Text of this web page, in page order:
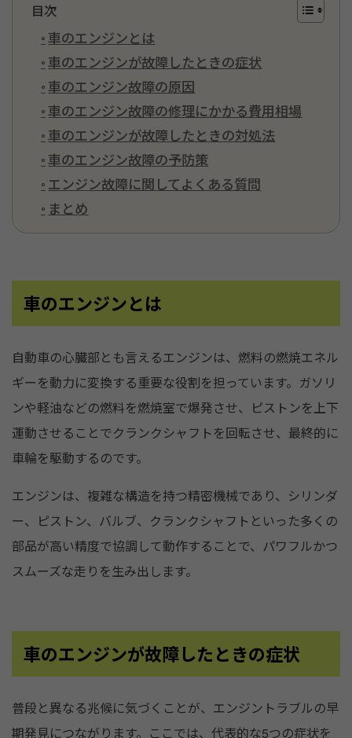
目次
車のエンジンとは
車のエンジンが故障したときの症状
車のエンジン故障の原因
車のエンジン故障の修理にかかる費用相場
車のエンジンが故障したときの対処法
車のエンジン故障の予防策
エンジン故障に関してよくある質問
まとめ
車のエンジンとは
自動車の心臓部とも言えるエンジンは、燃料の燃焼エネル
ギーを動力に変換する重要な役割を担っています。ガソリ
ンや軽油などの燃料を燃焼室で爆発させ、ピストンを上下
運動させることでクランクシャフトを回転させ、最終的に
車輪を駆動するのです。
エンジンは、複雑な構造を持つ精密機械であり、シリンダ
ー、ピストン、バルブ、クランクシャフトといった多くの
部品が高い精度で協調して動作することで、パワフルかつ
スムーズな走りを生み出します。
車のエンジンが故障したときの症状
普段と異なる兆候に気づくことが、エンジントラブルの早
期発見につながります。ここでは、代表的な5つの症状を